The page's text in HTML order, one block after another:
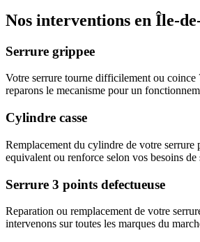
Nos interventions en Île-
Serrure grippee
Votre serrure tourne difficilement ou
reparons le mecanisme pour un
Cylindre casse
Remplacement du cylindre de votre serrure
equivalent ou renforce selon vos besoins de
Serrure 3 points defectueuse
Reparation ou remplacement de votre
intervenons sur toutes les marques du